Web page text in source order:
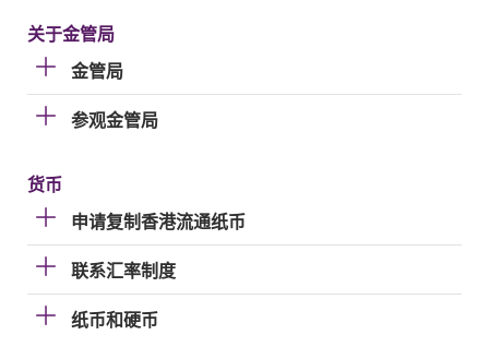
关于金管局
金管局
参观金管局
货币
申请复制香港流通纸币
联系汇率制度
纸币和硬币